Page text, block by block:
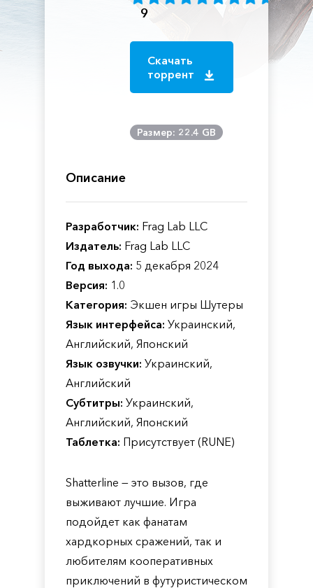
9
Скачать
торрент
Размер: 22.4 GB
Описание
Разработчик: Frag Lab LLC
Издатель: Frag Lab LLC
Год выхода: 5 декабря 2024
Версия: 1.0
Категория: Экшен игры Шутеры
Язык интерфейса: Украинский,
Английский, Японский
Язык озвучки: Украинский,
Английский
Субтитры: Украинский,
Английский, Японский
Таблетка: Присутствует (RUNE)
Shatterline — это вызов, где
выживают лучшие. Игра
подойдет как фанатам
хардкорных сражений, так и
любителям кооперативных
приключений в футуристическом